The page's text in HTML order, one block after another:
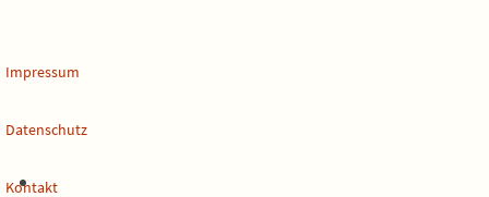
Impressum
Datenschutz
Kontakt